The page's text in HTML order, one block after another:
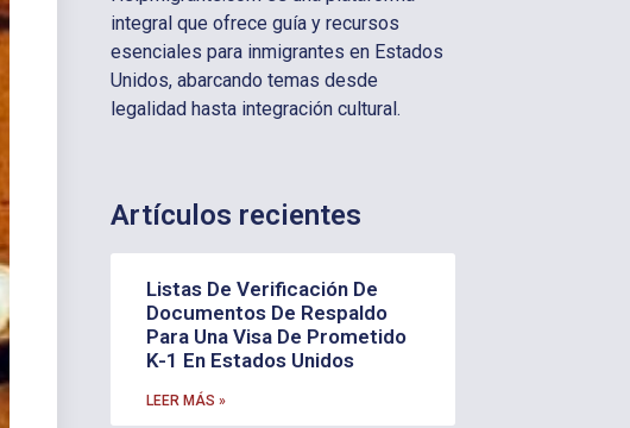
integral que ofrece guía y recursos
esenciales para inmigrantes en Estados
Unidos, abarcando temas desde
legalidad hasta integración cultural.
Artículos recientes
Listas De Verificación De
Documentos De Respaldo
Para Una Visa De Prometido
K-1 En Estados Unidos
LEER MÁS »